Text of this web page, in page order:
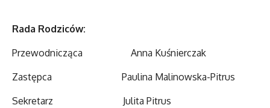
Rada Rodziców:
Przewodnicząca Anna Kuśnierczak
Zastępca Paulina Malinowska-Pitrus
Sekretarz Julita Pitrus